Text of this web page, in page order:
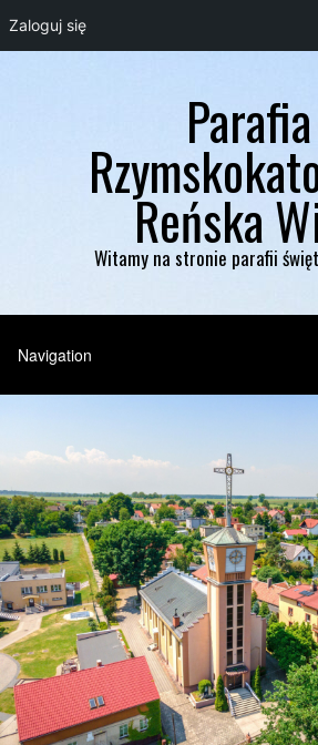
Parafia
Reńska
Witamy na stronie parafii
Zaloguj się